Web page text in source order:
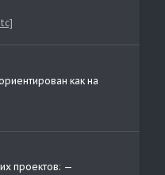
как на
проектов: —